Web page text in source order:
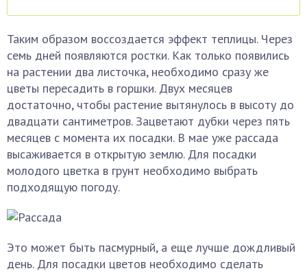
Таким образом воссоздается эффект теплицы. Через
семь дней появляются ростки. Как только появились
на растении два листочка, необходимо сразу же
цветы пересадить в горшки. Двух месяцев
достаточно, чтобы растение вытянулось в высоту до
двадцати сантиметров. Зацветают дубки через пять
месяцев с момента их посадки. В мае уже рассада
высаживается в открытую землю. Для посадки
молодого цветка в грунт необходимо выбрать
подходящую погоду.
Это может быть пасмурный, а еще лучше дождливый
день. Для посадки цветов необходимо сделать